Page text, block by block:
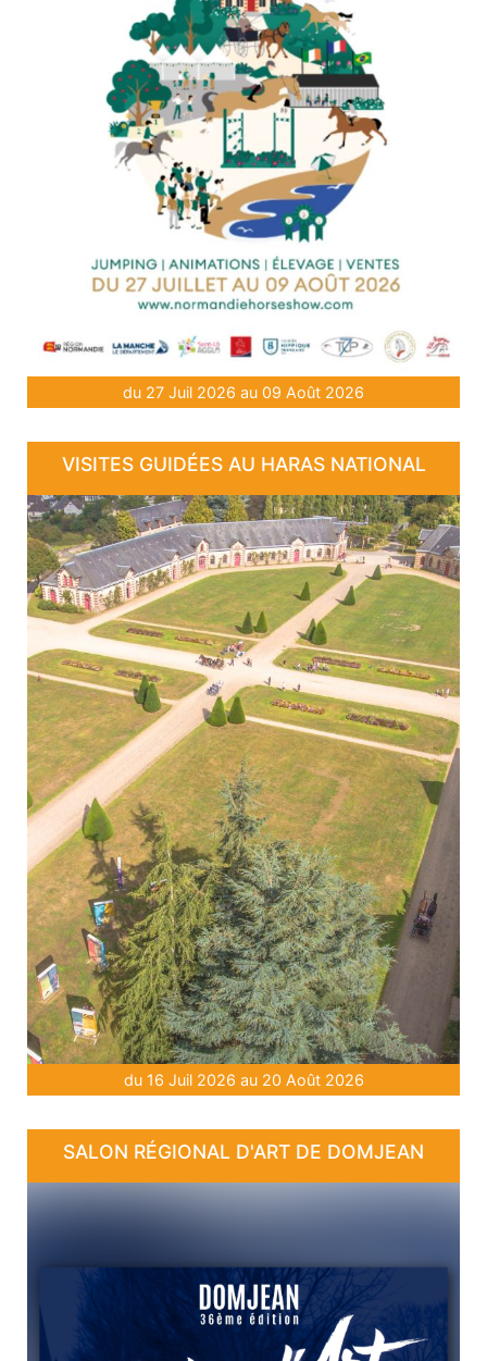
du 27 Juil 2026 au 09 Août 2026
VISITES GUIDÉES AU HARAS NATIONAL
du 16 Juil 2026 au 20 Août 2026
SALON RÉGIONAL D'ART DE DOMJEAN